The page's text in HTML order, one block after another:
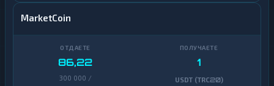
MarketCoin
86,22
300 000 /
1
USDT (TRC20)